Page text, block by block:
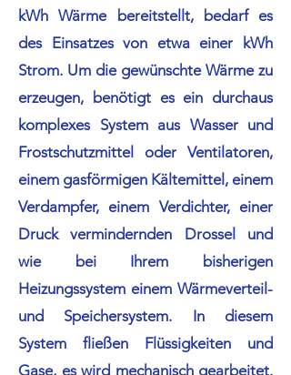
kWh Wärme bereitstellt, bedarf es
des Einsatzes von etwa einer kWh
Strom. Um die gewünschte Wärme zu
erzeugen, benötigt es ein durchaus
komplexes System aus Wasser und
Frostschutzmittel oder Ventilatoren,
einem gasförmigen Kältemittel, einem
Verdampfer, einem Verdichter, einer
Druck vermindernden Drossel und
wie bei Ihrem bisherigen
Heizungssystem einem Wärmeverteil-
und Speichersystem. In diesem
System fließen Flüssigkeiten und
Gase, es wird mechanisch gearbeitet.